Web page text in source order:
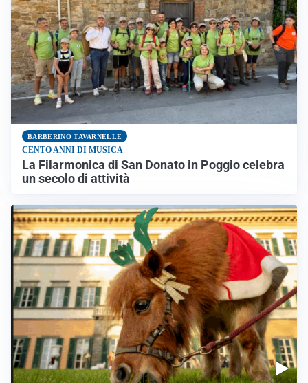
BARBERINO TAVARNELLE
CENTO ANNI DI MUSICA
La Filarmonica di San Donato in Poggio celebra
un secolo di attività